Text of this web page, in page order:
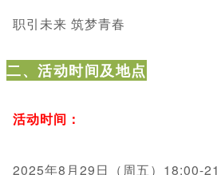
职引未来 筑梦青春
二、活动时间及地点
活动时间：
2025年8月29日（周五）18:00-